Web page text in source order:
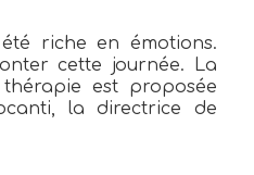
riche en émotions.
cette journée. La
est proposée
la directrice de